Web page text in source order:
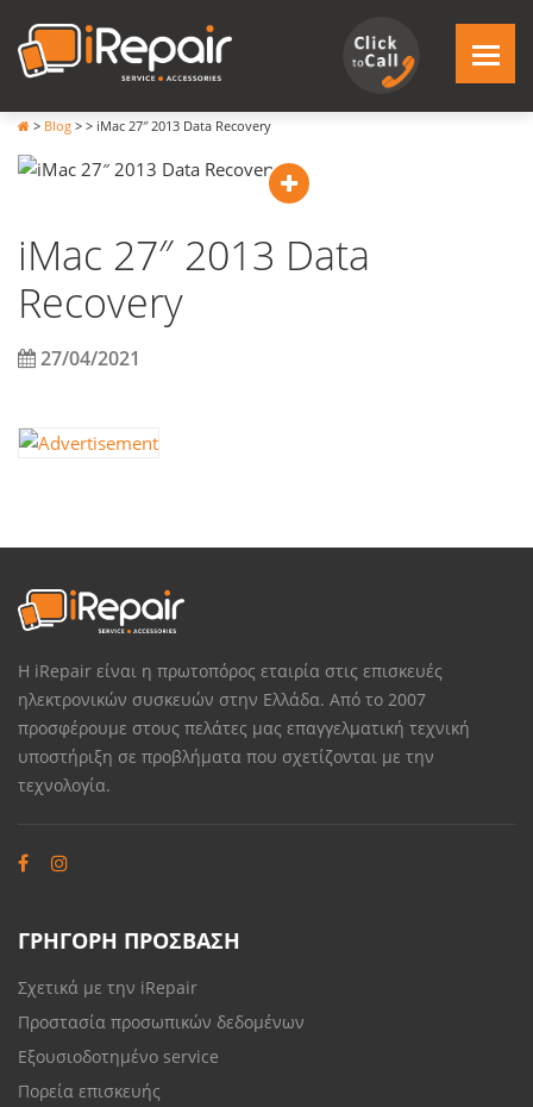
> Blog > > iMac 27″ 2013 Data Recovery
iMac 27″ 2013 Data
Recovery
27/04/2021
Η iRepair είναι η πρωτοπόρος εταιρία στις επισκευές
ηλεκτρονικών συσκευών στην Ελλάδα. Από το 2007
προσφέρουμε στους πελάτες μας επαγγελματική τεχνική
υποστήριξη σε προβλήματα που σχετίζονται με την
τεχνολογία.
ΓΡΗΓΟΡΗ ΠΡΟΣΒΑΣΗ
Σχετικά με την iRepair
Προστασία προσωπικών δεδομένων
Εξουσιοδοτημένο service
Πορεία επισκευής